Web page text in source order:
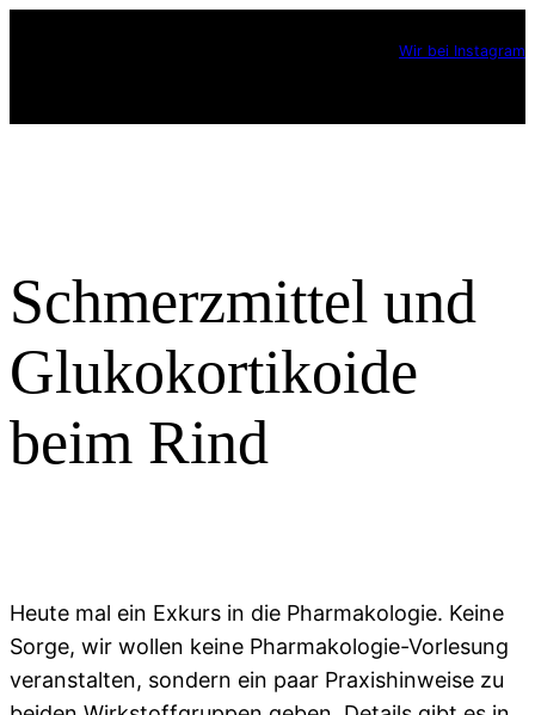
Wir bei Instagram
Schmerzmittel und
Glukokortikoide
beim Rind
Heute mal ein Exkurs in die Pharmakologie. Keine
Sorge, wir wollen keine Pharmakologie-Vorlesung
veranstalten, sondern ein paar Praxishinweise zu